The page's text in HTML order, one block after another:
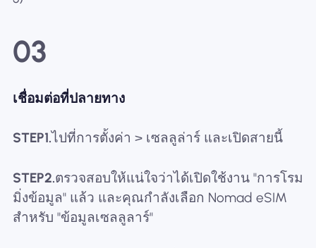
03
เชื่อมต่อที่ปลายทาง
STEP1.ไปที่การตั้งค่า > เซลลูล่าร์ และเปิดสายนี้
STEP2.ตรวจสอบให้แน่ใจว่าได้เปิดใช้งาน "การโรม
มิ่งข้อมูล" แล้ว และคุณกำลังเลือก Nomad eSIM
สำหรับ "ข้อมูลเซลลูลาร์"